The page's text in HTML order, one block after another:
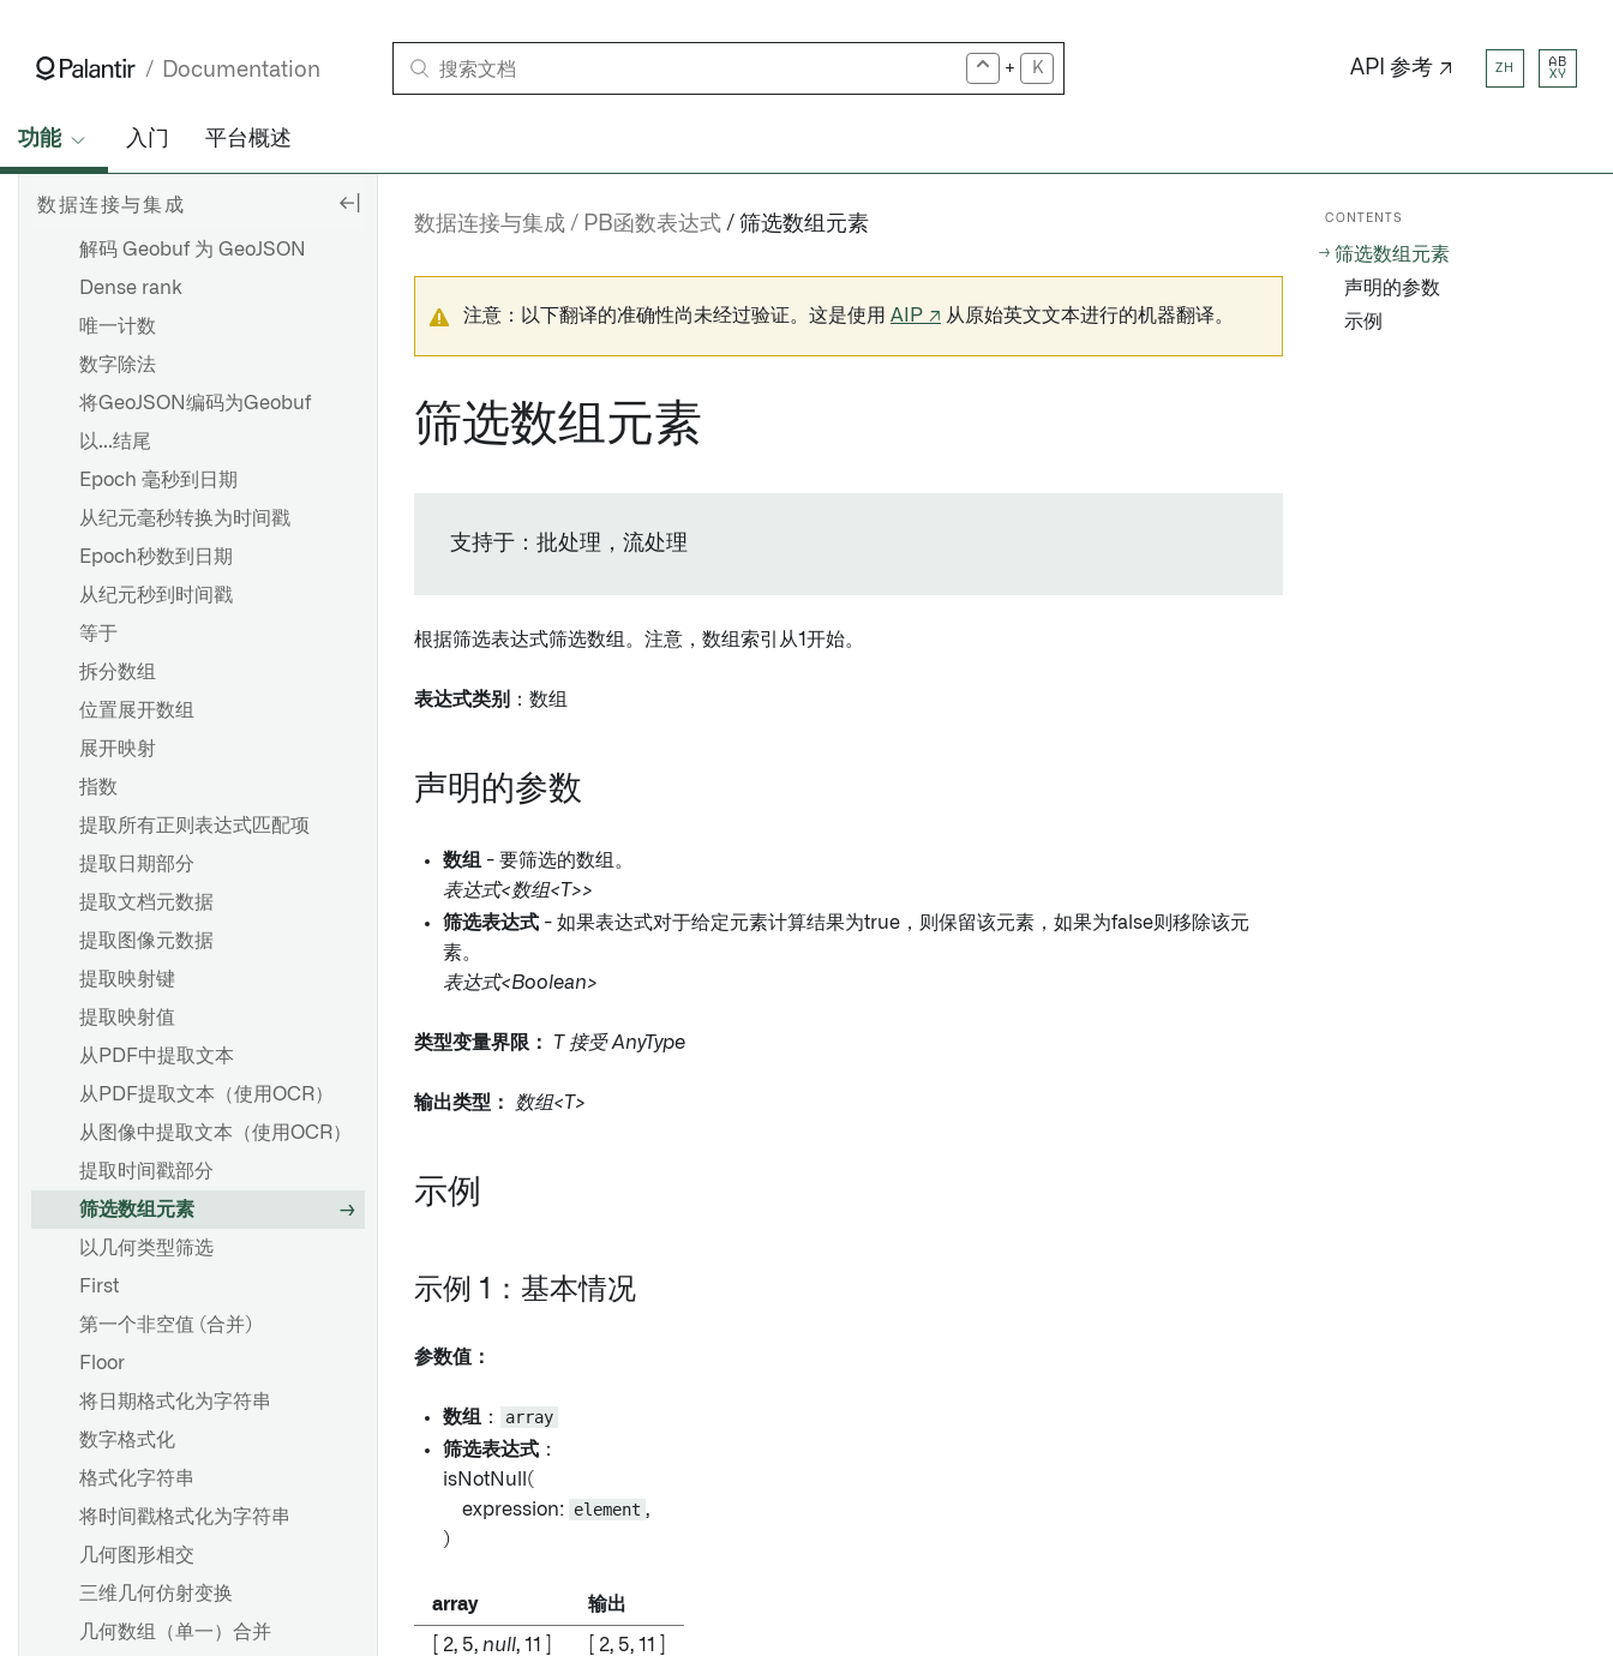
Documentation + K API 参考 ↗ ZH
AB
XY
功能 入门 平台概述
数据连接与集成
创建结构体列
当前日期
当前时间戳
日期序列
解码 Geobuf 为 GeoJSON
Dense rank
唯一计数
数字除法
将GeoJSON编码为Geobuf
以...结尾
Epoch 毫秒到日期
从纪元毫秒转换为时间戳
Epoch秒数到日期
从纪元秒到时间戳
等于
拆分数组
位置展开数组
展开映射
指数
提取所有正则表达式匹配项
提取日期部分
提取文档元数据
提取图像元数据
提取映射键
提取映射值
从PDF中提取文本
从PDF提取文本（使用OCR）
从图像中提取文本（使用OCR）
提取时间戳部分
筛选数组元素
以几何类型筛选
First
第一个非空值 (合并)
Floor
将日期格式化为字符串
数字格式化
格式化字符串
将时间戳格式化为字符串
几何图形相交
三维几何仿射变换
几何数组（单一）合并
数据连接与集成 PB函数表达式 筛选数组元素
注意：以下翻译的准确性尚未经过验证。这是使用 AIP ↗ 从原始英文文本进行的机器翻译。
筛选数组元素
支持于：批处理，流处理
根据筛选表达式筛选数组。注意，数组索引从1开始。
表达式类别 ：数组
声明的参数
数组 - 要筛选的数组。
表达式<数组<T>>
筛选表达式 - 如果表达式对于给定元素计算结果为true，则保留该元素，如果为false则移除该元
素。
表达式<Boolean>
类型变量界限： T 接受 AnyType
输出类型： 数组<T>
示例
示例 1：基本情况
参数值：
数组 ：
array
筛选表达式 ：
isNotNull(
expression: element ,
)
array 输出
[ 2, 5, null, 11 ] [ 2, 5, 11 ]
CONTENTS
筛选数组元素
声明的参数
示例